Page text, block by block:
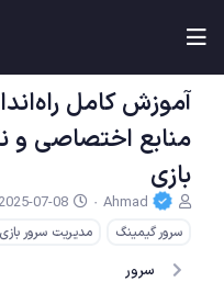
آموزش کامل
منابع اختصاصی و
بازی
ن
ی
س
ن
Ahmad
ت
ر
2025-07-08
سرور گیمینگ
مدیریت سرور بازی
سرور